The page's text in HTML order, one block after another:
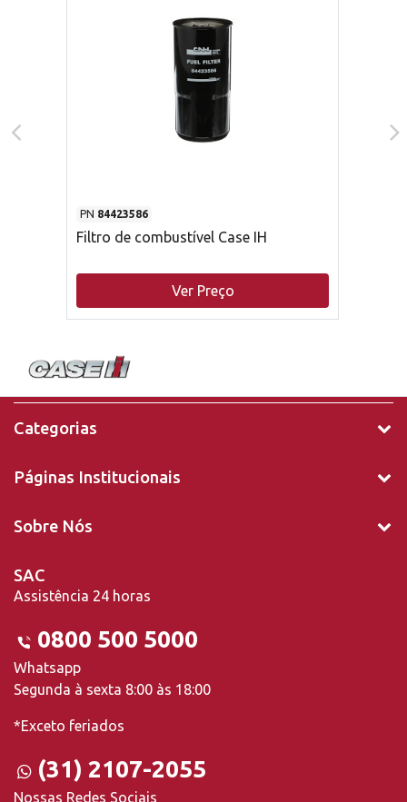
PN 84423586
Filtro de combustível Case IH
Ver Preço
Categorias
Páginas Institucionais
Sobre Nós
SAC
Assistência 24 horas
0800 500 5000
Whatsapp
Segunda à sexta 8:00 às 18:00
*Exceto feriados
(31) 2107-2055
Nossas Redes Sociais